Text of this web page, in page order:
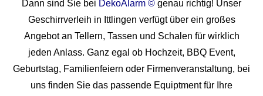
Dann sind Sie bei DekoAlarm © genau richtig! Unser
Geschirrverleih in Ittlingen verfügt über ein großes
Angebot an Tellern, Tassen und Schalen für wirklich
jeden Anlass. Ganz egal ob Hochzeit, BBQ Event,
Geburtstag, Familienfeiern oder Firmenveranstaltung, bei
uns finden Sie das passende Equiptment für Ihre